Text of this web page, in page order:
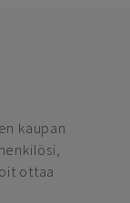
kaupan
ottaa